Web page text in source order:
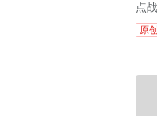
点
原创